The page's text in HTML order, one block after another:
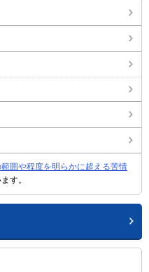
範囲や程度を明らかに超える苦情
す。